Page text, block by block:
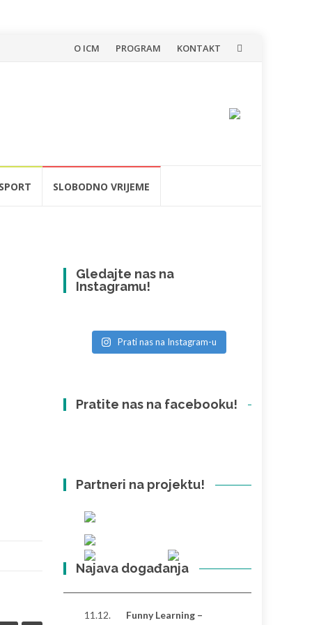
Skip
O ICM PROGRAM KONTAKT
SPORT SLOBODNO VRIJEME
Gledajte nas na
Instagramu!
Prati nas na Instagram-u
Pratite nas na facebooku!
Partneri na projektu!
Najava događanja
11.12.
Funny Learning –